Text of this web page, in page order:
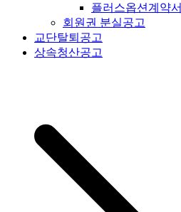
플러스옵션계약서
회원권 분실공고
교단탈퇴공고
상속청산공고